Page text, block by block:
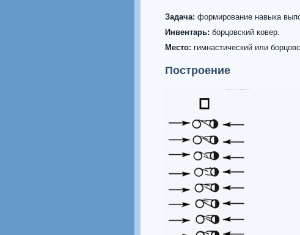
Задача: формирование навыка
Инвентарь: борцовский ковер.
Место: гимнастический или
Построение